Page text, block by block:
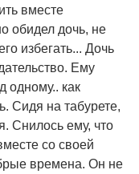
вместе
обидел дочь, не
избегать... Дочь
Ему
одному.. как
Сидя на табурете,
Снилось ему, что
со своей
времена. Он не